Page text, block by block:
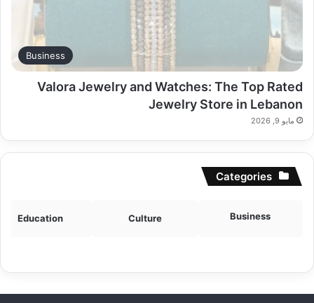
Business
Valora Jewelry and Watches: The Top Rated
Jewelry Store in Lebanon
مايو 9, 2026
Categories
Business
Culture
Education